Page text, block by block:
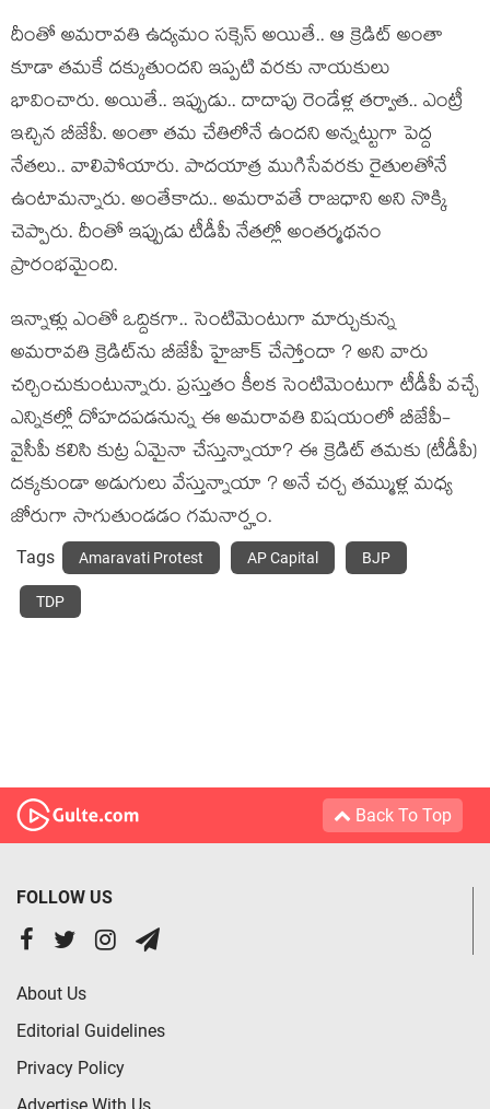
దీంతో అమ‌రావతి ఉద్య‌మం స‌క్సెస్ అయితే.. ఆ క్రెడిట్ అంతా
కూడా త‌మ‌కే ద‌క్కుతుంద‌ని ఇప్ప‌టి వ‌ర‌కు నాయ‌కులు
భావించారు. అయితే.. ఇప్పుడు.. దాదాపు రెండేళ్ల త‌ర్వాత‌.. ఎంట్రీ
ఇచ్చిన బీజేపీ. అంతా త‌మ చేతిలోనే ఉంద‌ని అన్న‌ట్టుగా పెద్ద
నేత‌లు.. వాలిపోయారు. పాద‌యాత్ర ముగిసేవ‌ర‌కు రైతుల‌తోనే
ఉంటామ‌న్నారు. అంతేకాదు.. అమ‌రావ‌తే రాజ‌ధాని అని నొక్కి
చెప్పారు. దీంతో ఇప్పుడు టీడీపీ నేత‌ల్లో అంత‌ర్మ‌థ‌నం
ప్రారంభ‌మైంది.
ఇన్నాళ్లు ఎంతో ఒద్దిక‌గా.. సెంటిమెంటుగా మార్చుకున్న
అమ‌రావ‌తి క్రెడిట్‌ను బీజేపీ హైజాక్ చేస్తోందా ? అని వారు
చ‌ర్చించుకుంటున్నారు. ప్ర‌స్తుతం కీల‌క సెంటిమెంటుగా టీడీపీ వ‌చ్చే
ఎన్నిక‌ల్లో దోహ‌ద‌ప‌డనున్న ఈ అమ‌రావ‌తి విష‌యంలో బీజేపీ-
వైసీపీ క‌లిసి కుట్ర ఏమైనా చేస్తున్నాయా? ఈ క్రెడిట్ త‌మ‌కు (టీడీపీ)
ద‌క్క‌కుండా అడుగులు వేస్తున్నాయా ? అనే చర్చ త‌మ్ముళ్ల మ‌ధ్య
జోరుగా సాగుతుండ‌డం గ‌మ‌నార్హం.
Tags Amaravati Protest AP Capital BJP
TDP
Back To Top
FOLLOW US
About Us
Editorial Guidelines
Privacy Policy